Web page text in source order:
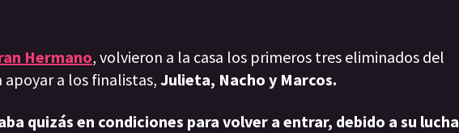
Hermano, volvieron a la casa los primeros tres eliminados del
apoyar a los finalistas, Julieta, Nacho y Marcos.
quizás en condiciones para volver a entrar, debido a su lucha